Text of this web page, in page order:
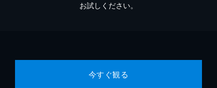
お試しください。
今すぐ観る